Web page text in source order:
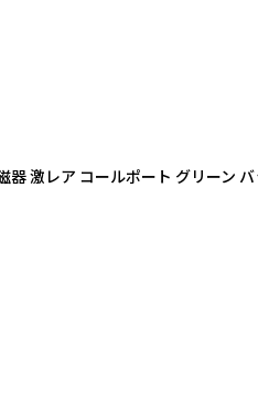
器 激レア コールポート グリーン